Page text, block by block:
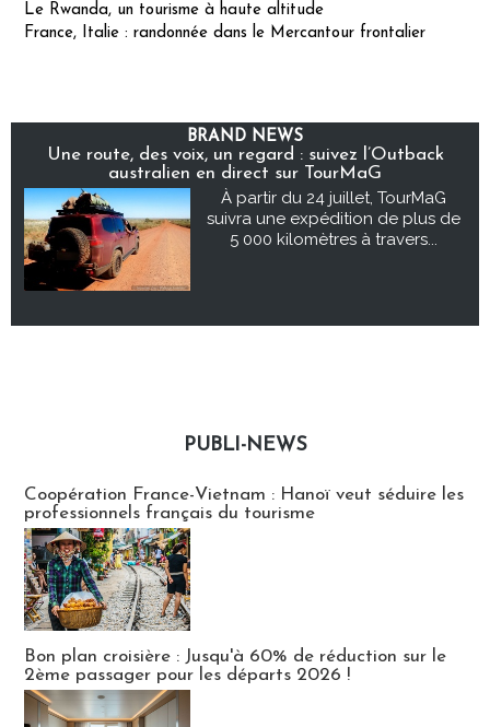
Le Rwanda, un tourisme à haute altitude
France, Italie : randonnée dans le Mercantour frontalier
BRAND NEWS
Une route, des voix, un regard : suivez l’Outback
australien en direct sur TourMaG
À partir du 24 juillet, TourMaG
suivra une expédition de plus de
5 000 kilomètres à travers...
PUBLI-NEWS
Coopération France-Vietnam : Hanoï veut séduire les
professionnels français du tourisme
Bon plan croisière : Jusqu'à 60% de réduction sur le
2ème passager pour les départs 2026 !